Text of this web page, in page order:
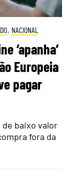
, NACIONAL
‘apanha’
Europeia
pagar
de baixo valor
fora da